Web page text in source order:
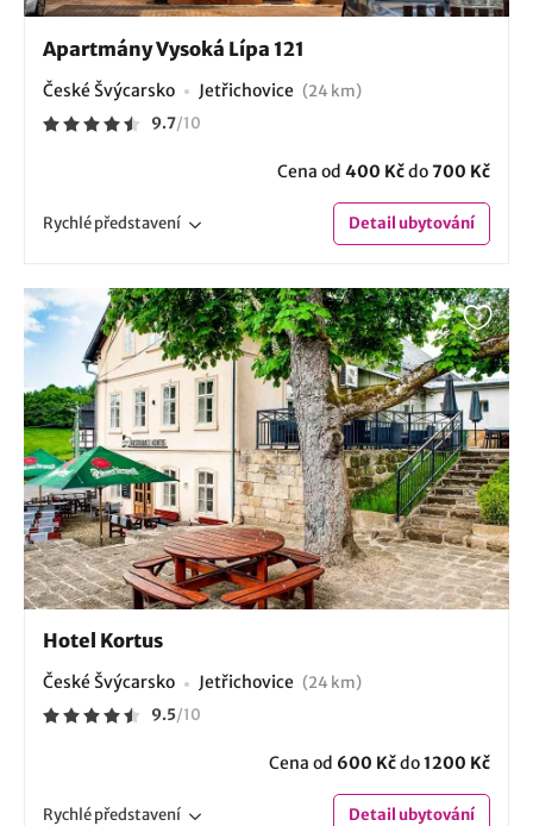
Apartmány Vysoká Lípa 121
České Švýcarsko Jetřichovice (24 km)
9.7/10
Cena od 400 Kčdo700 Kč
Rychlépředstavení Detailubytování
Hotel Kortus
České Švýcarsko Jetřichovice (24 km)
9.5/10
Cena od 600 Kčdo1200 Kč
Rychlépředstavení Detailubytování